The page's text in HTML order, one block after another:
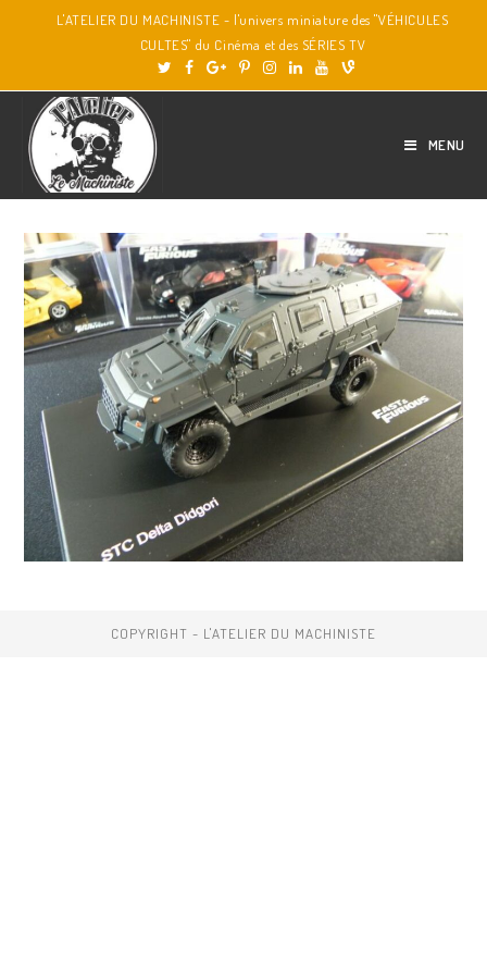
L'ATELIER DU MACHINISTE - l'univers miniature des "VÉHICULES
CULTES" du Cinéma et des SÉRIES TV
MENU
COPYRIGHT - L'ATELIER DU MACHINISTE